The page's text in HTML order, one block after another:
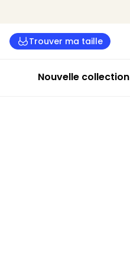
Trouver ma taille
Nouvelle collection